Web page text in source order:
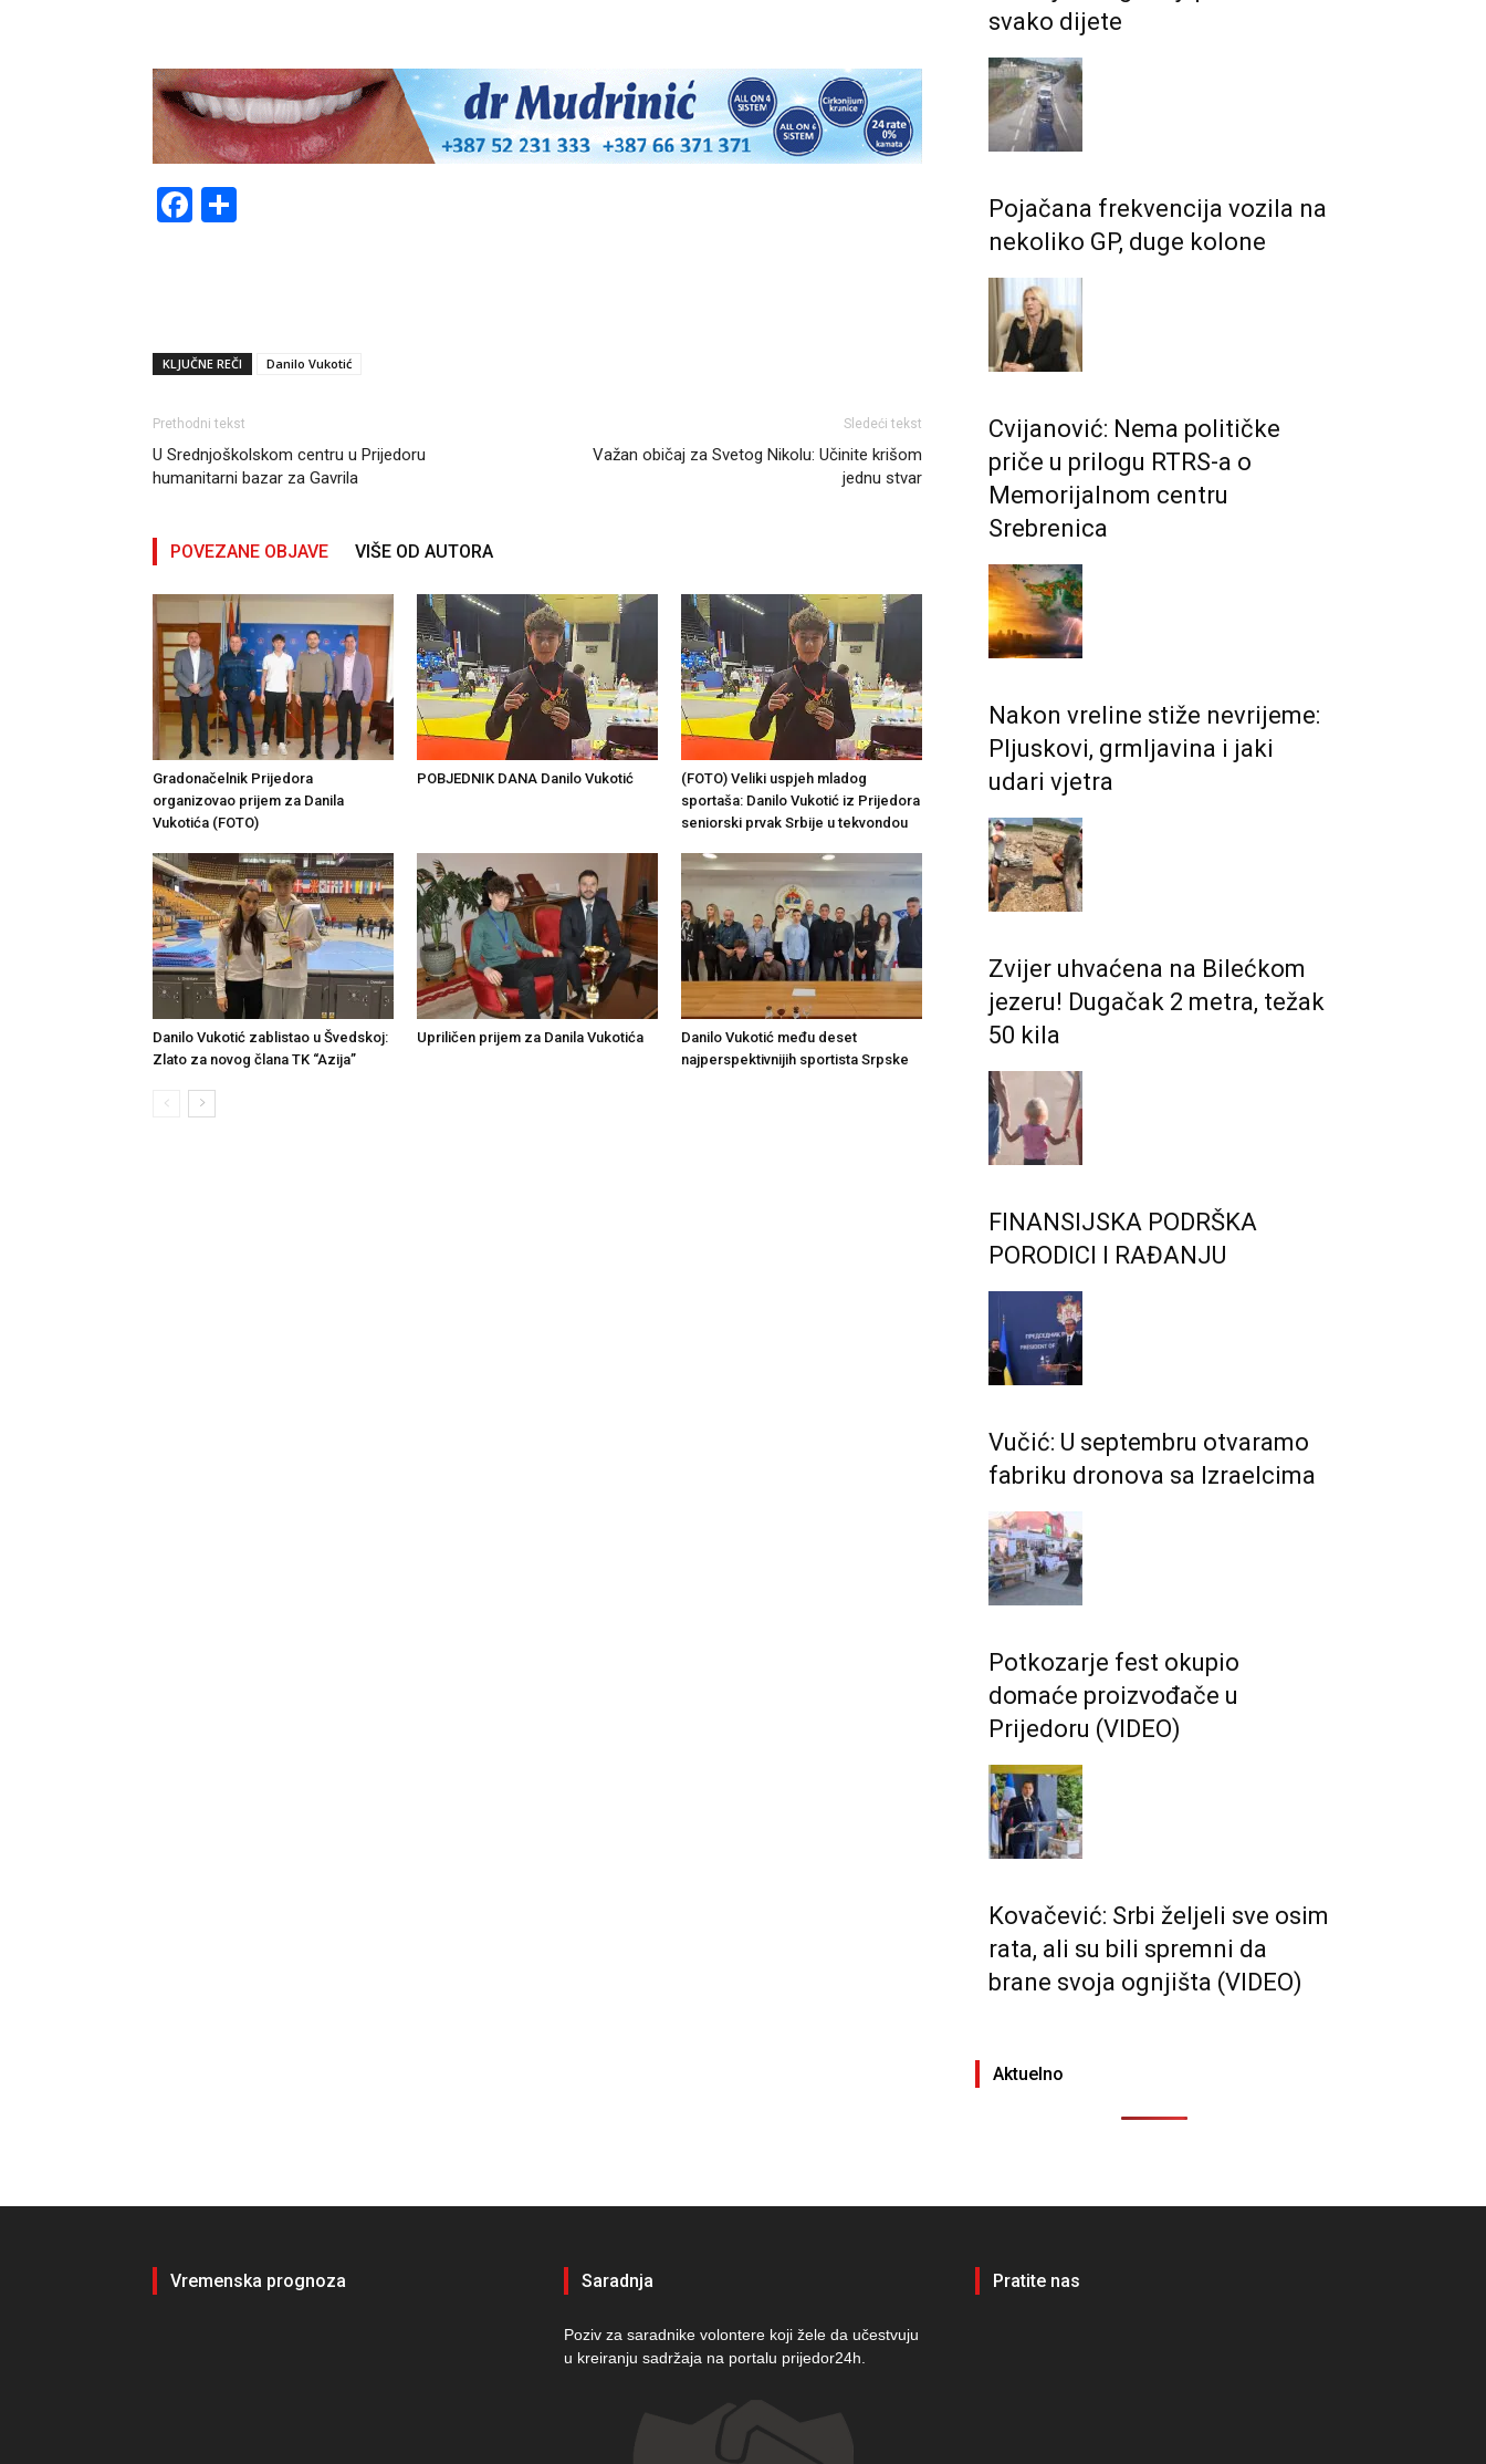
Facebook
KLJUČNE REČI Danilo Vukotić
Prethodni tekst
U Srednjoškolskom centru u Prijedoru
humanitarni bazar za Gavrila
Sledeći tekst
Važan običaj za Svetog Nikolu: Učinite krišom
jednu stvar
POVEZANE OBJAVE VIŠE OD AUTORA
Gradonačelnik Prijedora
organizovao prijem za Danila
Vukotića (FOTO)
POBJEDNIK DANA Danilo Vukotić
(FOTO) Veliki uspjeh mladog
sportaša: Danilo Vukotić iz Prijedora
seniorski prvak Srbije u tekvondou
Danilo Vukotić zablistao u Švedskoj:
Zlato za novog člana TK “Azija”
Upriličen prijem za Danila Vukotića
Danilo Vukotić među deset
najperspektivnijih sportista Srpske
svako dijete
Pojačana frekvencija vozila na
nekoliko GP, duge kolone
Cvijanović: Nema političke
priče u prilogu RTRS-a o
Memorijalnom centru
Srebrenica
Nakon vreline stiže nevrijeme:
Pljuskovi, grmljavina i jaki
udari vjetra
Zvijer uhvaćena na Bilećkom
jezeru! Dugačak 2 metra, težak
50 kila
FINANSIJSKA PODRŠKA
PORODICI I RAĐANJU
Vučić: U septembru otvaramo
fabriku dronova sa Izraelcima
Potkozarje fest okupio
domaće proizvođače u
Prijedoru (VIDEO)
Kovačević: Srbi željeli sve osim
rata, ali su bili spremni da
brane svoja ognjišta (VIDEO)
Aktuelno
Vremenska prognoza Saradnja
Poziv za saradnike volontere koji žele da učestvuju
u kreiranju sadržaja na portalu prijedor24h.
Pratite nas